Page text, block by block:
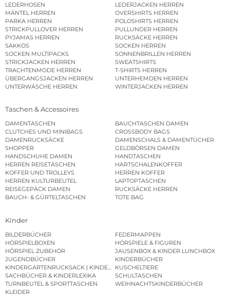
LEDERHOSEN
LEDERJACKEN HERREN
MÄNTEL HERREN
OVERSHIRTS HERREN
PARKA HERREN
POLOSHIRTS HERREN
STRICKPULLOVER HERREN
PULLUNDER HERREN
PYJAMAS HERREN
RUCKSÄCKE HERREN
SAKKOS
SOCKEN HERREN
SOCKEN MULTIPACKS
SONNENBRILLEN HERREN
STRICKJACKEN HERREN
SWEATSHIRTS
TRACHTENMODE HERREN
T-SHIRTS HERREN
ÜBERGANGSJACKEN HERREN
UNTERHEMDEN HERREN
UNTERWÄSCHE HERREN
WINTERJACKEN HERREN
Taschen & Accessoires
DAMENTASCHEN
BAUCHTASCHEN DAMEN
CLUTCHES UND MINIBAGS
CROSSBODY BAGS
DAMENRUCKSÄCKE
DAMENSCHALS & DAMENTÜCHER
SHOPPER
GELDBÖRSEN DAMEN
HANDSCHUHE DAMEN
HANDTASCHEN
HERREN REISETASCHEN
HARTSCHALENKOFFER
KOFFER UND TROLLEYS
HERREN KOFFER
HERREN KULTURBEUTEL
LAPTOPTASCHEN
REISEGEPÄCK DAMEN
RUCKSÄCKE HERREN
BAUCH- & GÜRTELTASCHEN
TOTE BAG
Kinder
BILDERBÜCHER
FEDERMAPPEN
HÖRSPIELBOXEN
HÖRSPIELE & FIGUREN
HÖRSPIEL ZUBEHÖR
JAUSENBOX & KINDER LUNCHBOX
JUGENDBÜCHER
KINDERBÜCHER
KINDERGARTENRUCKSACK | KINDERGARTENBEUTEL
KUSCHELTIERE
SACHBÜCHER & KINDERLEXIKA
SCHULTASCHEN
TURNBEUTEL & SPORTTASCHEN
WEIHNACHTSKINDERBÜCHER
KLEIDER